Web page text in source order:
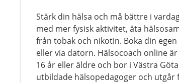
Stärk din hälsa och må bättre i
med mer fysisk aktivitet, äta
från tobak och nikotin. Boka din
eller via datorn. Hälsocoach online
16 år eller äldre och bor i Västra
utbildade hälsopedagoger och